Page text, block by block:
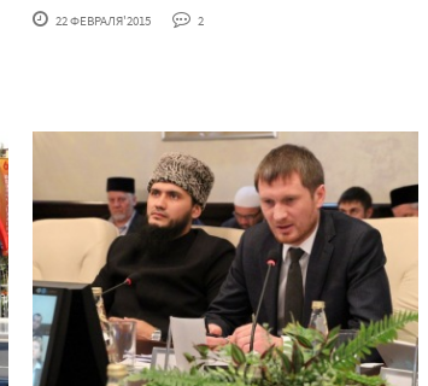
22 ФЕВРАЛЯ'2015 2